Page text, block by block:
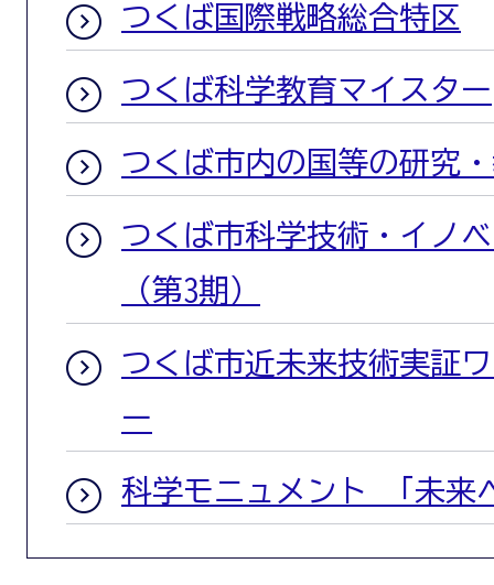
つくば国際戦略総合特区
つくば科学教育マイスター
つくば市内の国等の研究
つくば市科学技術・イノ
（第3期）
つくば市近未来技術実証
ー
科学モニュメント 「未来